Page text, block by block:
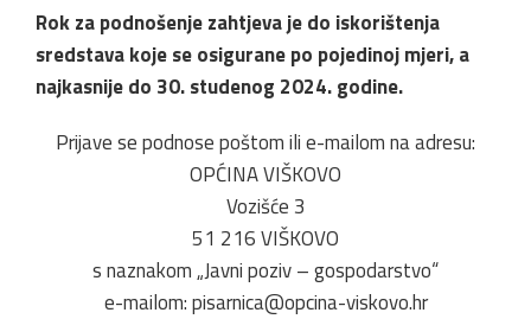
Rok za podnošenje zahtjeva je do iskorištenja
sredstava koje se osigurane po pojedinoj mjeri, a
najkasnije do 30. studenog 2024. godine.
Prijave se podnose poštom ili e-mailom na adresu:
OPĆINA VIŠKOVO
Vozišće 3
51 216 VIŠKOVO
s naznakom „Javni poziv – gospodarstvo“
e-mailom:pisarnica@opcina-viskovo.hr